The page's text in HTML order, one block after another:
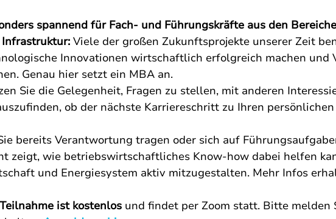
spannend für Fach- und Führungskräfte aus den
Viele der großen Zukunftsprojekte unserer Zeit
Innovationen wirtschaftlich erfolgreich machen und
Genau hier setzt ein MBA an.
Sie die Gelegenheit, Fragen zu stellen, mit anderen
ob der nächste Karriereschritt zu Ihren
bereits Verantwortung tragen oder sich auf
zeigt, wie betriebswirtschaftliches Know-how dabei helfen
und Energiesystem aktiv mitzugestalten. Mehr Infos
Teilnahme ist kostenlos und findet per Zoom statt. Bitte melden